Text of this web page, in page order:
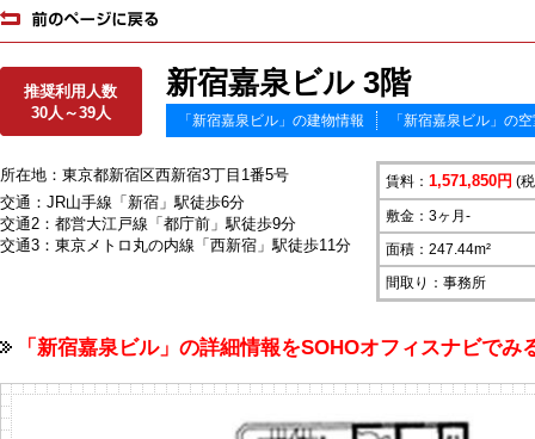
推奨利用人数
30人～39人
新宿嘉泉ビル 3階
「新宿嘉泉ビル」の建物情報 「新宿嘉泉ビル」の
所在地：東京都新宿区西新宿3丁目1番5号
交通：JR山手線「新宿」駅徒歩6分
交通2：都営大江戸線「都庁前」駅徒歩9分
交通3：東京メトロ丸の内線「西新宿」駅徒歩11分
賃料： 1,571,850円 (
敷金：3ヶ月-
面積：247.44m²
間取り：事務所
「新宿嘉泉ビル」の詳細情報をSOHOオフィスナビで